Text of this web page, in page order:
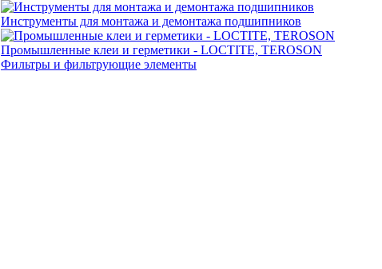
Инструменты для монтажа и демонтажа подшипников
Промышленные клеи и герметики - LOCTITE, TEROSON
Фильтры и фильтрующие элементы